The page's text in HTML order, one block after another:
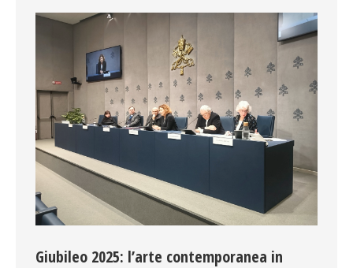
Giubileo 2025: l’arte contemporanea in